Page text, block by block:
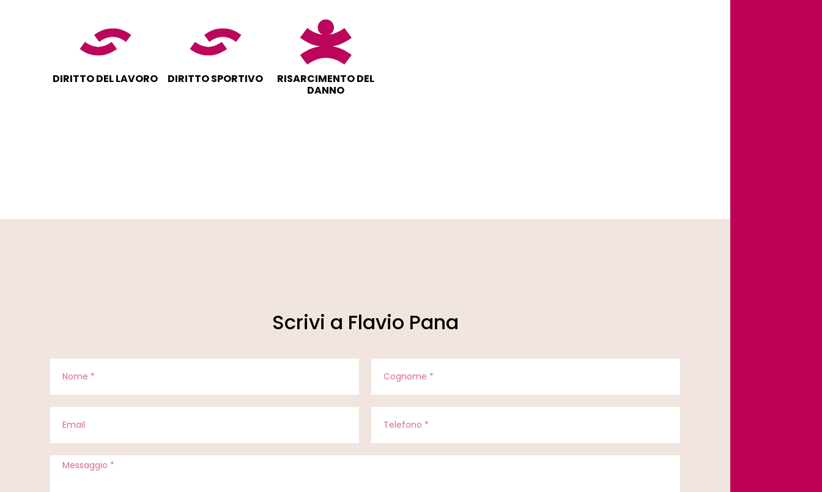
DIRITTO DEL LAVORO DIRITTO SPORTIVO
RISARCIMENTO DEL
DANNO
Scrivi a Flavio Pana